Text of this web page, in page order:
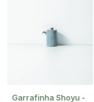
Garrafinha Shoyu -